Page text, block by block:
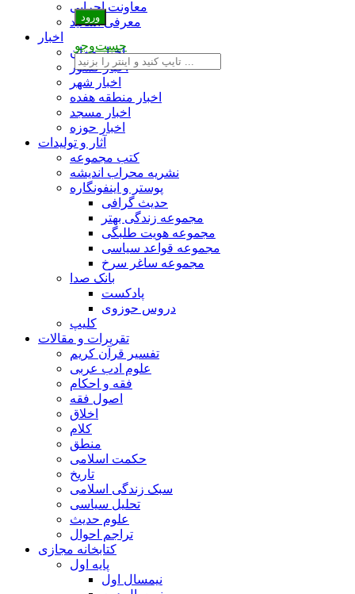
معاونت اجرایی
معرفی اساتید
اخبار
اخبار جهان
اخبار کشور
اخبار شهر
اخبار منطقه هفده
اخبار مسجد
اخبار حوزه
آثار و تولیدات
کتب مجموعه
نشریه محراب اندیشه
پوستر و اینفونگاره
حدیث گرافی
مجموعه زندگی بهتر
مجموعه هویت طلبگی
مجموعه قواعد سیاسی
مجموعه ساغر سرخ
بانک صدا
پادکست
دروس حوزوی
کلیپ
تقریرات و مقالات
تفسیر قرآن کریم
علوم ادب عربی
فقه و احکام
اصول فقه
اخلاق
کلام
منطق
حکمت اسلامی
تاریخ
سبک زندگی اسلامی
تحلیل سیاسی
علوم حدیث
تراجم احوال
کتابخانه مجازی
پایه اول
نیمسال اول
جست‌وجو